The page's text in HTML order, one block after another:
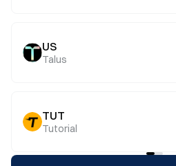
US
Talus
TUT
Tutorial